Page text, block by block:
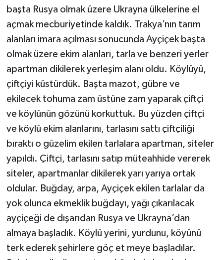
başta Rusya olmak üzere Ukrayna ülkelerine el
açmak mecburiyetinde kaldık. Trakya’nın tarım
alanları imara açılması sonucunda Ayçiçek başta
olmak üzere ekim alanları, tarla ve benzeri yerler
apartman dikilerek yerleşim alanı oldu. Köylüyü,
çiftçiyi küstürdük. Başta mazot, gübre ve
ekilecek tohuma zam üstüne zam yaparak çiftçi
ve köylünün gözünü korkuttuk. Bu yüzden çiftçi
ve köylü ekim alanlarını, tarlasını sattı çiftçiliği
bıraktı o güzelim ekilen tarlalara apartman, siteler
yapıldı. Çiftçi, tarlasını satıp müteahhide vererek
siteler, apartmanlar dikilerek yarı yarıya ortak
oldular. Buğday, arpa, Ayçiçek ekilen tarlalar da
yok olunca ekmeklik buğdayı, yağı çıkarılacak
ayçiçeği de dışarıdan Rusya ve Ukrayna’dan
almaya başladık. Köylü yerini, yurdunu, köyünü
terk ederek şehirlere göç et meye başladılar.